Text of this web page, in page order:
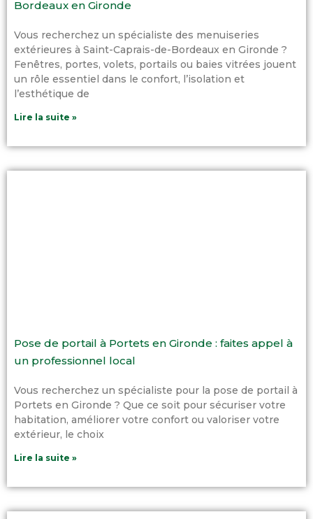
Bordeaux en Gironde
Vous recherchez un spécialiste des menuiseries
extérieures à Saint-Caprais-de-Bordeaux en Gironde ?
Fenêtres, portes, volets, portails ou baies vitrées jouent
un rôle essentiel dans le confort, l’isolation et
l’esthétique de
Lire la suite »
Pose de portail à Portets en Gironde : faites appel à
un professionnel local
Vous recherchez un spécialiste pour la pose de portail à
Portets en Gironde ? Que ce soit pour sécuriser votre
habitation, améliorer votre confort ou valoriser votre
extérieur, le choix
Lire la suite »